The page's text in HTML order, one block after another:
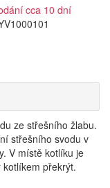
cca 10 dní
ze střešního žlabu.
střešního svodu v
V místě kotlíku je
překrýt.